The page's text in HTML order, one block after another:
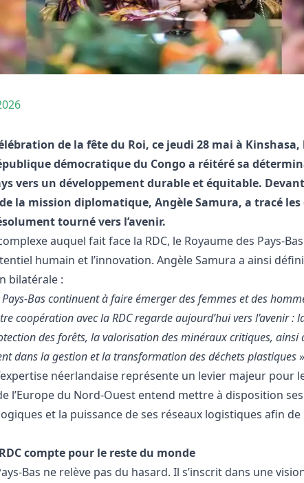
de la fête du Roi, ce jeudi 28 mai à
démocratique du Congo a réitéré sa
vers un développement durable et équitable.
la mission diplomatique, Angèle Samura, a tracé
tourné vers l’avenir.
auquel fait face la RDC, le Royaume des Pays-
humain et l’innovation. Angèle Samura a ainsi
bilatérale :
Bas continuent à faire émerger des femmes et des
coopération avec la RDC regarde aujourd’hui vers l’avenir :
des forêts, la valorisation des minéraux critiques, ainsi
dans la gestion et la transformation des déchets plastiques
néerlandaise représente un levier majeur pour
l’Europe du Nord-Ouest entend mettre à disposition
et la puissance de ses réseaux logistiques afin
compte pour le reste du monde
Bas ne relève pas du hasard. Il s’inscrit dans une